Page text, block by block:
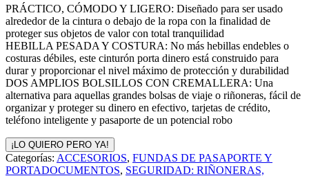
era:
19,46€.
es:
11,99€.
PRÁCTICO, CÓMODO Y LIGERO: Diseñado para ser usado
alrededor de la cintura o debajo de la ropa con la finalidad de
proteger sus objetos de valor con total tranquilidad
HEBILLA PESADA Y COSTURA: No más hebillas endebles o
costuras débiles, este cinturón porta dinero está construido para
durar y proporcionar el nivel máximo de protección y durabilidad
DOS AMPLIOS BOLSILLOS CON CREMALLERA: Una
alternativa para aquellas grandes bolsas de viaje o riñoneras, fácil de
organizar y proteger su dinero en efectivo, tarjetas de crédito,
teléfono inteligente y pasaporte de un potencial robo
¡LO QUIERO PERO YA!
Categorías: ACCESORIOS, FUNDAS DE PASAPORTE Y
PORTADOCUMENTOS, SEGURIDAD: RIÑONERAS,